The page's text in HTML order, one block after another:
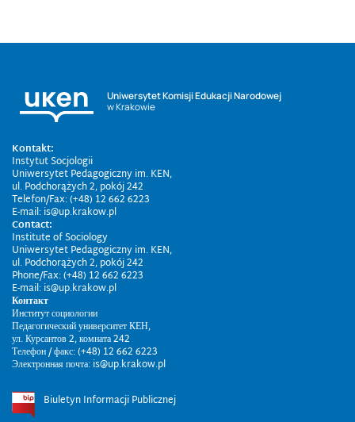
Uniwersytet Komisji Edukacji Narodowej
w Krakowie
Kontakt:
Instytut Socjologii
Uniwersytet Pedagogiczny im. KEN,
ul. Podchorążych 2, pokój 242
Telefon/Fax: (+48) 12 662 6223
E-mail: is@up.krakow.pl
Contact:
Institute of Sociology
Uniwersytet Pedagogiczny im. KEN,
ul. Podchorążych 2, pokój 242
Phone/Fax: (+48) 12 662 6223
E-mail: is@up.krakow.pl
Контакт
Институт социологии
Педагогический университет КЕН,
ул. Курсантов 2, комната 242
Телефон / факс: (+48) 12 662 6223
Электронная почта: is@up.krakow.pl
Biuletyn Informacji Publicznej